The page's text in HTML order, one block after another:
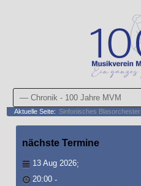
Aktuelle Seite: Sinfonisches Blasorchester
nächste Termine
13 Aug 2026;
20:00 -